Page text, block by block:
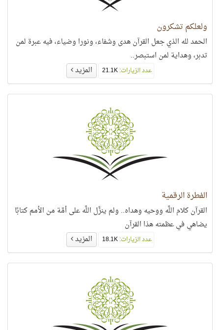
ولعلكم تشكرون
الحمد لله الذي جعل القرآن هدى وشفاء، ونورا وضياء، فيه عبرة لمن
تدبر، وهداية لمن استبصر..
عدد الزيارات:21.1K المزيد
الفطرة الرقمية
القرآن كلام اللَّه ووحيه وهداه.. ولم ينزِّل اللَّه على أمَّة من الأمم كتابًا
يضاهي في عظمته هذا القرآن
عدد الزيارات:18.1K المزيد